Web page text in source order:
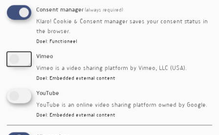
Consent manager (always required)
Klaro! Cookie & Consent manager saves your consent status in
the browser.
Doel : Functioneel
Vimeo
Vimeo is a video sharing platform by Vimeo, LLC (USA).
Doel : Embedded external content
YouTube
YouTube is an online video sharing platform owned by Google.
Doel : Embedded external content